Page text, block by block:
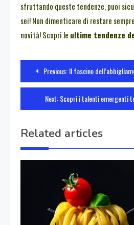
sfruttando queste tendenze, puoi
sei! Non dimenticare di restare
novità! Scopri le ultime tendenze
Navigazione
articoli
Previous:Il fascino
Next:Scopri i talenti emergenti
Related articles